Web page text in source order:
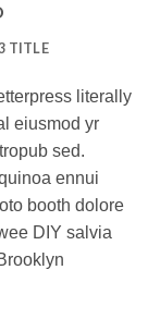
TITLE
literally
eiusmod yr
sed.
ennui
booth dolore
DIY salvia